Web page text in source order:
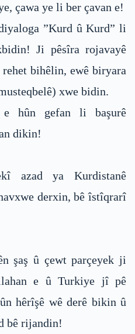
çawa ye li ber çavan e!
”Kurd û Kurd” li
Ji pêsîra rojavayê
bihêlin, ewê biryara
xwe bidin.
hûn gefan li başurê
dikin!
azad ya Kurdistanê
derxin, bê îstîqrarî
şaş û çewt parçeyek ji
e û Turkiye jî pê
hêrîşê wê derê bikin û
bê rijandin!